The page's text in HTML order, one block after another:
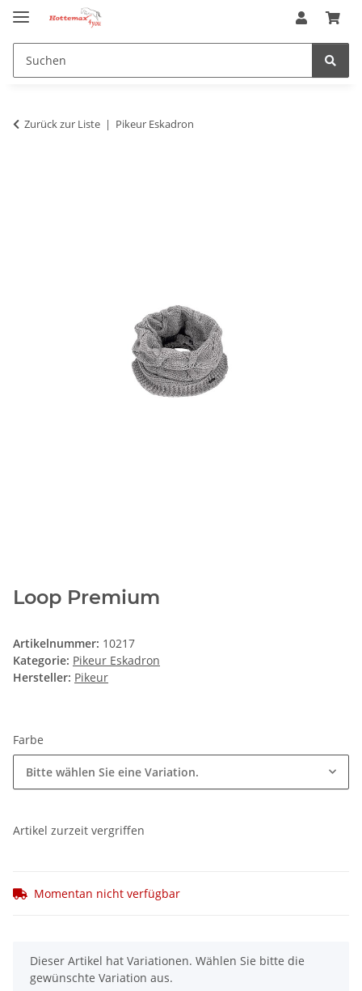
Zurück zur Liste Pikeur Eskadron
Loop Premium
Artikelnummer: 10217
Kategorie: Pikeur Eskadron
Hersteller: Pikeur
Farbe
Bitte wählen Sie eine Variation.
Artikel zurzeit vergriffen
Momentan nicht verfügbar
x
Dieser Artikel hat Variationen. Wählen Sie bitte die
gewünschte Variation aus.